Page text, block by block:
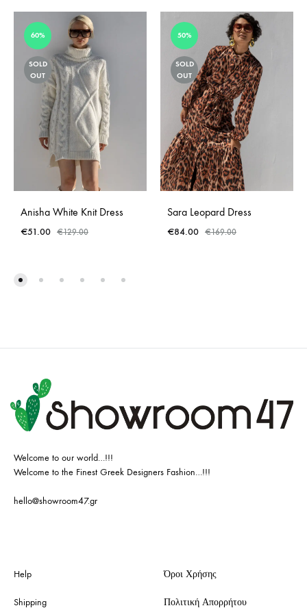
60%
SOLD
OUT
Anisha White Knit Dress
€51.00 €129.00
50%
SOLD
OUT
Sara Leopard Dress
€84.00 €169.00
Welcome to our world…!!!
Welcome to the Finest Greek Designers Fashion…!!!
hello@showroom47.gr
Help
Shipping
Όροι Χρήσης
Πολιτική Απορρήτου